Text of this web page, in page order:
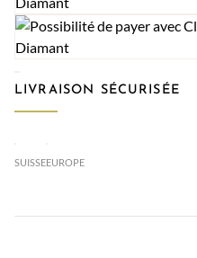
LIVRAISON SÉCURISÉE
SUISSEEUROPE